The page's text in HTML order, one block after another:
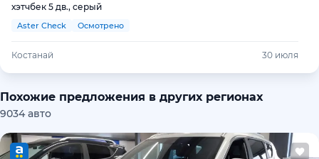
хэтчбек 5 дв., серый
Aster Check Осмотрено
Костанай 30 июля
Похожие предложения в других регионах
9034 авто